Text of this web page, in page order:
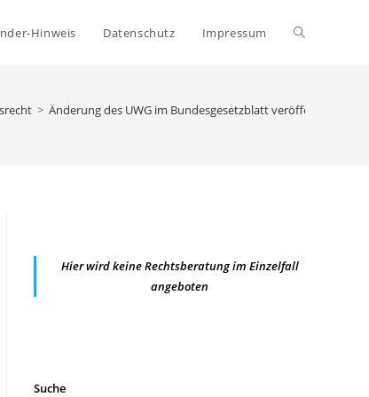
Hinweis Datenschutz Impressum Website-
> Änderung des UWG im Bundesgesetzblatt veröffentlicht –
Hier wird keine Rechtsberatung im Einzelfall
angeboten
Suche